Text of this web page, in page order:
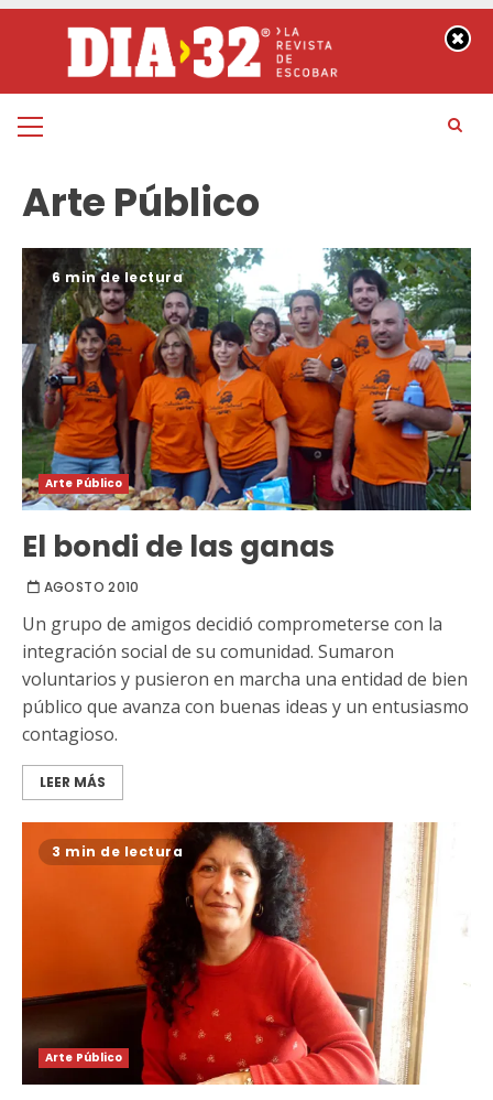
contenido
Menú
Arte Público
6 min de lectura
Arte Público
El bondi de las ganas
AGOSTO 2010
Un grupo de amigos decidió comprometerse con la
integración social de su comunidad. Sumaron
voluntarios y pusieron en marcha una entidad de bien
público que avanza con buenas ideas y un entusiasmo
contagioso.
LEER MÁS
3 min de lectura
Arte Público